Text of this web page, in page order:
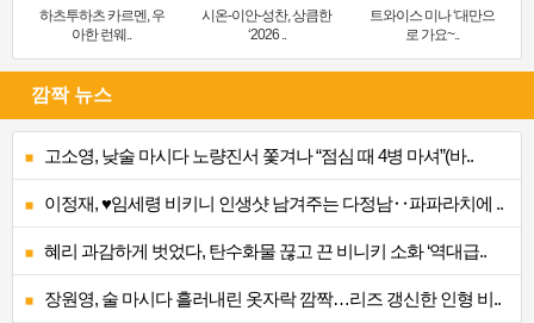
하츠투하츠 카르멘, 우
아한 런웨..
시온-이안-성찬, 상큼한
‘2026 ..
트와이스 미나 ‘대만으
로 가요~..
깜짝 뉴스
고소영, 낮술 마시다 노량진서 쫓겨나 “점심 때 4병 마셔”(바..
이정재, ♥임세령 비키니 인생샷 남겨주는 다정남‥파파라치에 ..
혜리 과감하게 벗었다, 탄수화물 끊고 끈 비니키 소화 ‘역대급..
장원영, 술 마시다 흘러내린 옷자락 깜짝…리즈 갱신한 인형 비..